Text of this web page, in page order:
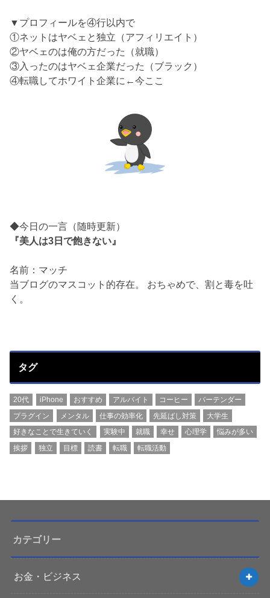
▼プロフィールを④行以内で
①ネットはヤベェと独立（アフィリエイト）
②ヤベェのは俺の方だった（就職）
③入ったのはヤベェ企業だった（ブラック）
④転職してホワイト企業に←今ここ
◆今日の一言（随時更新）
『美人は3日で飽きない』
名前：マッチ
当ブログのマスコット的存在。 おちゃめで、割と毒を吐
く。
タグ
20代 iPhone おすすめ アルバイト コーヒー
バーテンダー
プラグイン
メンタル 仕事の効率化 先延ばし対策
大学生
好きなことで生きていく
実験中 就職 幸せ 心理学
悩みが多い
挨拶
独立 目標 読書 転職 転職活動
カテゴリー
お金・ビジネス